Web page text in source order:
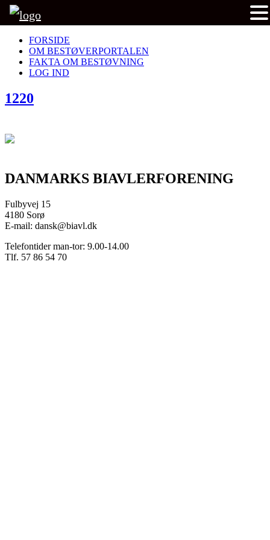
FORSIDE
OM BESTØVERPORTALEN
FAKTA OM BESTØVNING
LOG IND
1220
DANMARKS BIAVLERFORENING
Fulbyvej 15
4180 Sorø
E-mail: dansk@biavl.dk
Telefontider man-tor: 9.00-14.00
Tlf. 57 86 54 70